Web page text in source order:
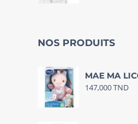
NOS PRODUITS
MAE MA
147,000TND